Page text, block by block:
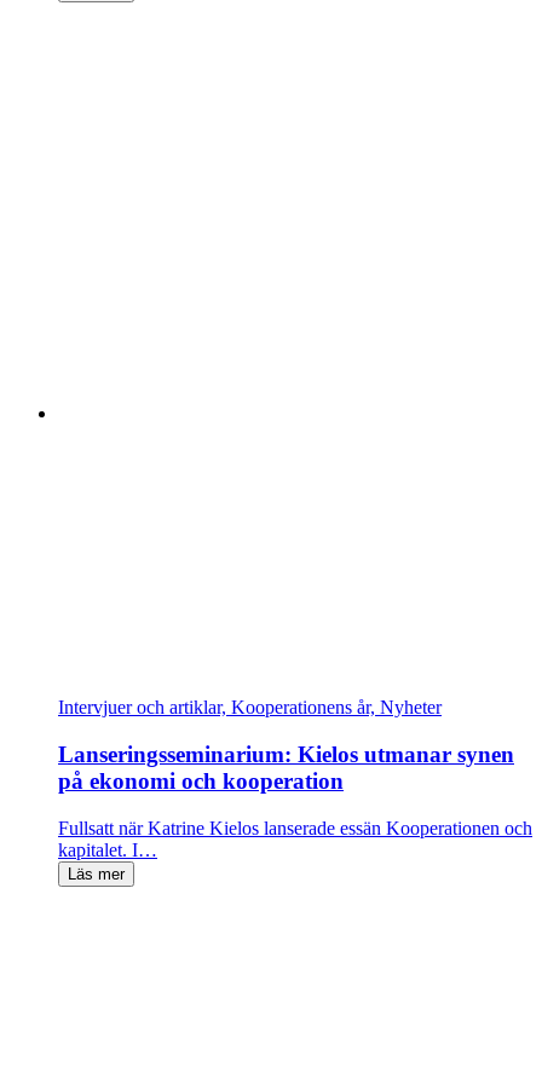
Intervjuer och artiklar, Kooperationens år, Nyheter
Lanseringsseminarium: Kielos utmanar synen
på ekonomi och kooperation
Fullsatt när Katrine Kielos lanserade essän Kooperationen och
kapitalet. I…
Läs mer